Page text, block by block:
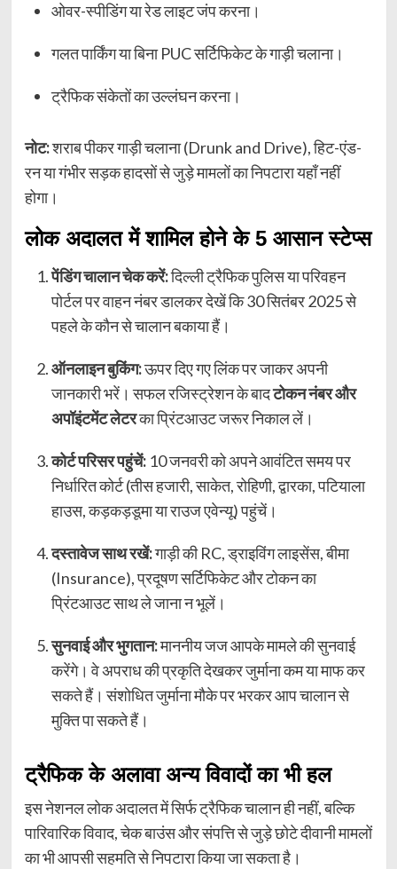
ओवर-स्पीडिंग या रेड लाइट जंप करना।
गलत पार्किंग या बिना PUC सर्टिफिकेट के गाड़ी चलाना।
ट्रैफिक संकेतों का उल्लंघन करना।
नोट:शराब पीकर गाड़ी चलाना (Drunk and Drive), हिट-एंड-
रन या गंभीर सड़क हादसों से जुड़े मामलों का निपटारा यहाँ नहीं
होगा।
लोक अदालत में शामिल होने के 5 आसान स्टेप्स
पेंडिंग चालान चेक करें:दिल्ली ट्रैफिक पुलिस या परिवहन
पोर्टल पर वाहन नंबर डालकर देखें कि 30 सितंबर 2025 से
पहले के कौन से चालान बकाया हैं।
ऑनलाइन बुकिंग:ऊपर दिए गए लिंक पर जाकर अपनी
जानकारी भरें। सफल रजिस्ट्रेशन के बादटोकन नंबर और
अपॉइंटमेंट लेटरका प्रिंटआउट जरूर निकाल लें।
कोर्ट परिसर पहुंचें:10 जनवरी को अपने आवंटित समय पर
निर्धारित कोर्ट (तीस हजारी, साकेत, रोहिणी, द्वारका, पटियाला
हाउस, कड़कड़डूमा या राउज एवेन्यू) पहुंचें।
दस्तावेज साथ रखें:गाड़ी की RC, ड्राइविंग लाइसेंस, बीमा
(Insurance), प्रदूषण सर्टिफिकेट और टोकन का
प्रिंटआउट साथ ले जाना न भूलें।
सुनवाई और भुगतान:माननीय जज आपके मामले की सुनवाई
करेंगे। वे अपराध की प्रकृति देखकर जुर्माना कम या माफ कर
सकते हैं। संशोधित जुर्माना मौके पर भरकर आप चालान से
मुक्ति पा सकते हैं।
ट्रैफिक के अलावा अन्य विवादों का भी हल
इस नेशनल लोक अदालत में सिर्फ ट्रैफिक चालान ही नहीं, बल्कि
पारिवारिक विवाद, चेक बाउंस और संपत्ति से जुड़े छोटे दीवानी मामलों
का भी आपसी सहमति से निपटारा किया जा सकता है।